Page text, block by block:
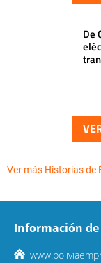
De
Ver más Historias de
Información